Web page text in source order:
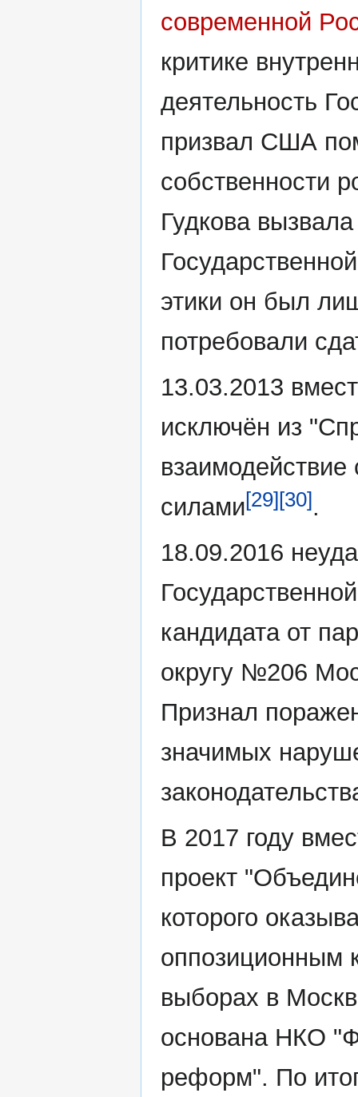
современной
критике
деятельность
призвал США
собственности
Гудкова
этики он был
потребовали
13.03.2013
исключён из
силами[29][30].
18.09.2016
кандидата от
округу №206
Признал
значимых
В 2017 году
проект
которого
оппозиционным
выборах в
основана НКО
реформ". По